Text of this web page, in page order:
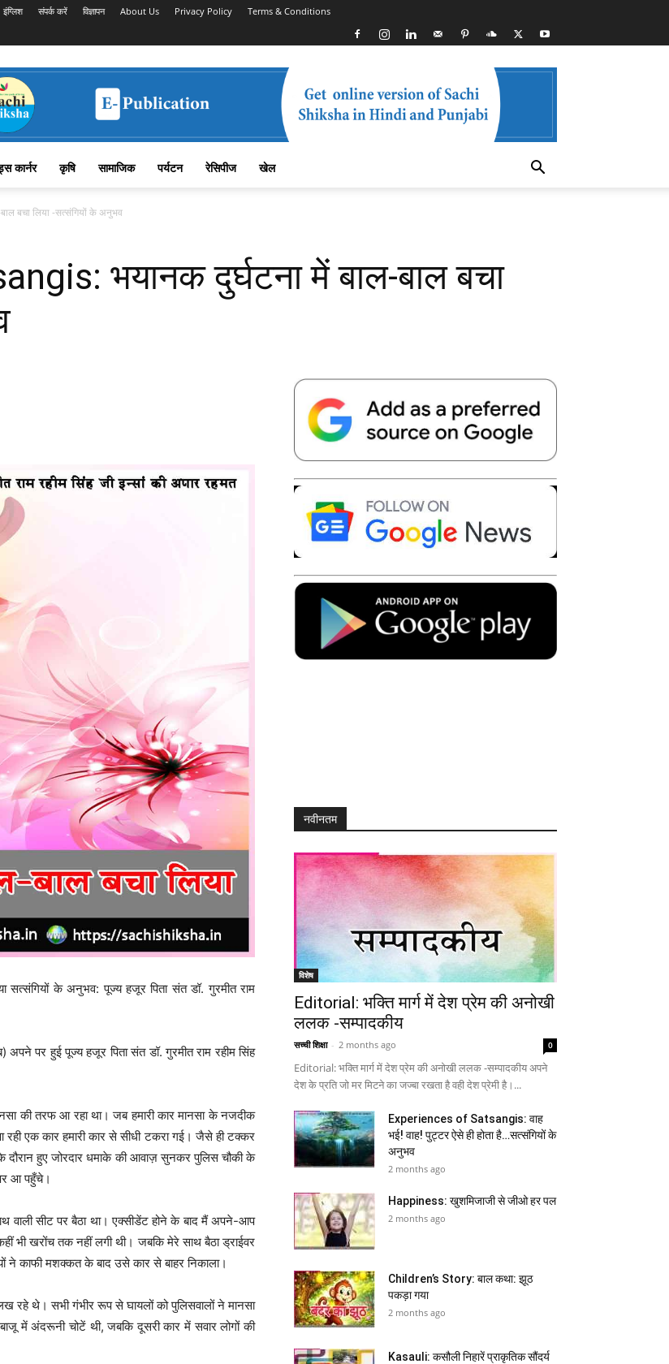
इंग्लिश संपर्क करें विज्ञापन About Us Privacy Policy Terms & Conditions
कार्नर कृषि सामाजिक पर्यटन रेसिपीज खेल
बचा लिया -सत्संगियों के अनुभव
भयानक दुर्घटना में बाल-बाल बचा
Telegram Copy URL
के अनुभव: पूज्य हजूर पिता संत डॉ. गुरमीत राम
अपने पर हुई पूज्य हजूर पिता संत डॉ. गुरमीत राम रहीम सिंह
की तरफ आ रहा था। जब हमारी कार मानसा के नजदीक
एक कार हमारी कार से सीधी टकरा गई। जैसे ही टक्कर
दौरान हुए जोरदार धमाके की आवाज़ सुनकर पुलिस चौकी के
आ पहुँचे।
सीट पर बैठा था। एक्सीडेंट होने के बाद मैं अपने-आप
खरोंच तक नहीं लगी थी। जबकि मेरे साथ बैठा ड्राईवर
ने काफी मशक्कत के बाद उसे कार से बाहर निकाला।
रहे थे। सभी गंभीर रूप से घायलों को पुलिसवालों ने मानसा
में अंदरूनी चोटें थी, जबकि दूसरी कार में सवार लोगों की
नवीनतम
विशेष
Editorial: भक्ति मार्ग में देश प्रेम की अनोखी
ललक -सम्पादकीय
सच्ची शिक्षा - 2 months ago 0
Editorial: भक्ति मार्ग में देश प्रेम की अनोखी ललक -सम्पादकीय अपने
देश के प्रति जो मर मिटने का जज्बा रखता है वही देश प्रेमी है।...
Experiences of Satsangis: वाह
भई! वाह! पुट्टर ऐसे ही होता है…सत्संगियों के
अनुभव
2 months ago
Happiness: खुशमिजाजी से जीओ हर पल
2 months ago
Children’s Story: बाल कथा: झूठ
पकड़ा गया
2 months ago
Kasauli: कसौली निहारें प्राकृतिक सौंदर्य